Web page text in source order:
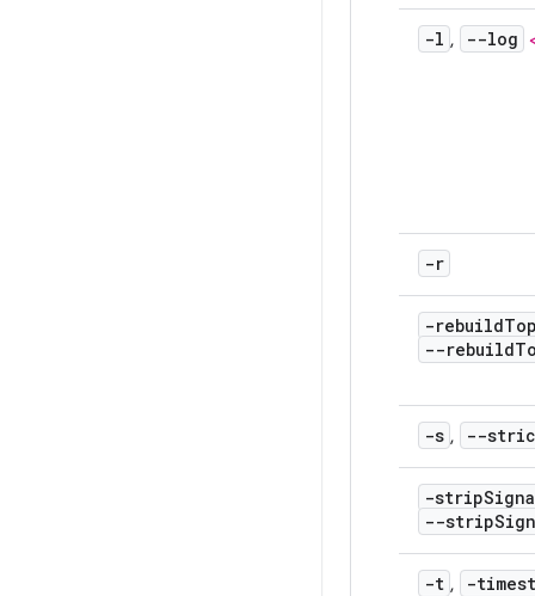
-l , --log
-r
-rebuild
--
-s , --
-strip
--strip
-t , -